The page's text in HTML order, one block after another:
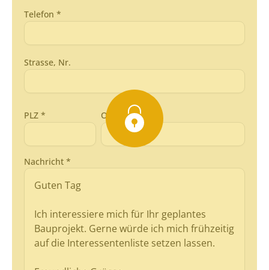
Telefon *
Strasse, Nr.
PLZ * Ort *
Nachricht *